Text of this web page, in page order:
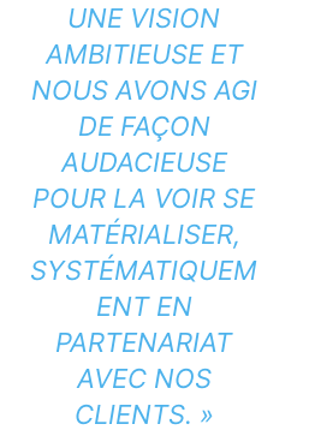
UNE VISION
AMBITIEUSE ET
NOUS AVONS AGI
DE FAÇON
AUDACIEUSE
POUR LA VOIR SE
MATÉRIALISER,
SYSTÉMATIQUEM
ENT EN
PARTENARIAT
AVEC NOS
CLIENTS. »